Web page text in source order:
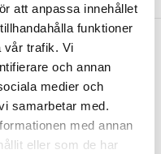
att anpassa innehållet
funktioner
vår trafik. Vi
och annan
medier och
samarbetar med.
med annan
eller som de har